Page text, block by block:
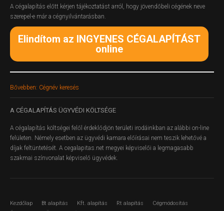
A cégalapítás előtt kérjen tájékoztatást arról, hogy jövendőbeli cégének neve
szerepel-e már a cégnyilvántarásban.
Elindítom az INGYENES CÉGALAPÍTÁST
online
Bővebben: Cégnév keresés
A CÉGALAPÍTÁS ÜGYVÉDI KÖLTSÉGE
A cégalapítás költségei felől érdeklődjön területi irodáinkban az alábbi on-line
felületen. Némely esetben az ügyvédi kamara előírásai nem teszik lehetővé a
díjak feltüntetését. A cegalapitas.net megyei képviselői a legmagasabb
szakmai színvonalat képviselő ügyvédek.
Kezdőlap Bt alapítás Kft. alapítás Rt alapítás
Cégmódosítás